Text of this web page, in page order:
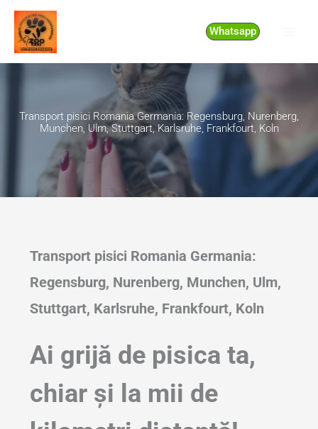
Skip
content
Whatsapp
Transport pisici Romania Germania: Regensburg, Nurenberg,
Munchen, Ulm, Stuttgart, Karlsruhe, Frankfourt, Koln
Transport pisici Romania Germania:
Regensburg, Nurenberg, Munchen, Ulm,
Stuttgart, Karlsruhe, Frankfourt, Koln
Ai grijă de pisica ta,
chiar și la mii de